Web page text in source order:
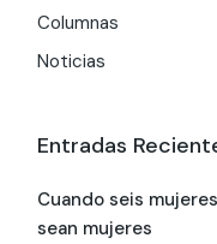
Columnas
Noticias
Entradas
Cuando seis
sean mujeres